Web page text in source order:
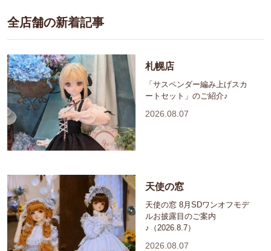
全店舗の新着記事
札幌店
「サスペンダー編み上げスカ
ートセット」のご紹介♪
2026.08.07
天使の窓
天使の窓 8月SDワンオフモデ
ルお披露目のご案内
♪（2026.8.7）
2026.08.07